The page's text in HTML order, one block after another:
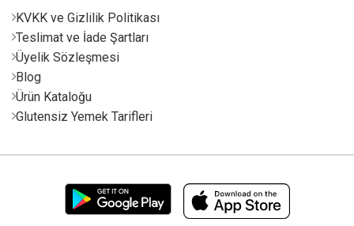
KVKK ve Gizlilik Politikası
Teslimat ve İade Şartları
Üyelik Sözleşmesi
Blog
Ürün Kataloğu
Glutensiz Yemek Tarifleri